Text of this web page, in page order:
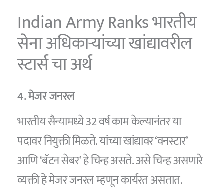
Indian Army Ranks भारतीय
सेना अधिकाऱ्यांच्या खांद्यावरील
स्टार्स चा अर्थ
4. मेजर जनरल
भारतीय सैन्यामध्ये 32 वर्ष काम केल्यानंतर या
पदावर नियुक्ती मिळते. यांच्या खांद्यावर ‘वनस्टार’
आणि ‘बॅटन सेबर’ हे चिन्ह असते. असे चिन्ह असणारे
व्यक्ती हे मेजर जनरल म्हणून कार्यरत असतात.